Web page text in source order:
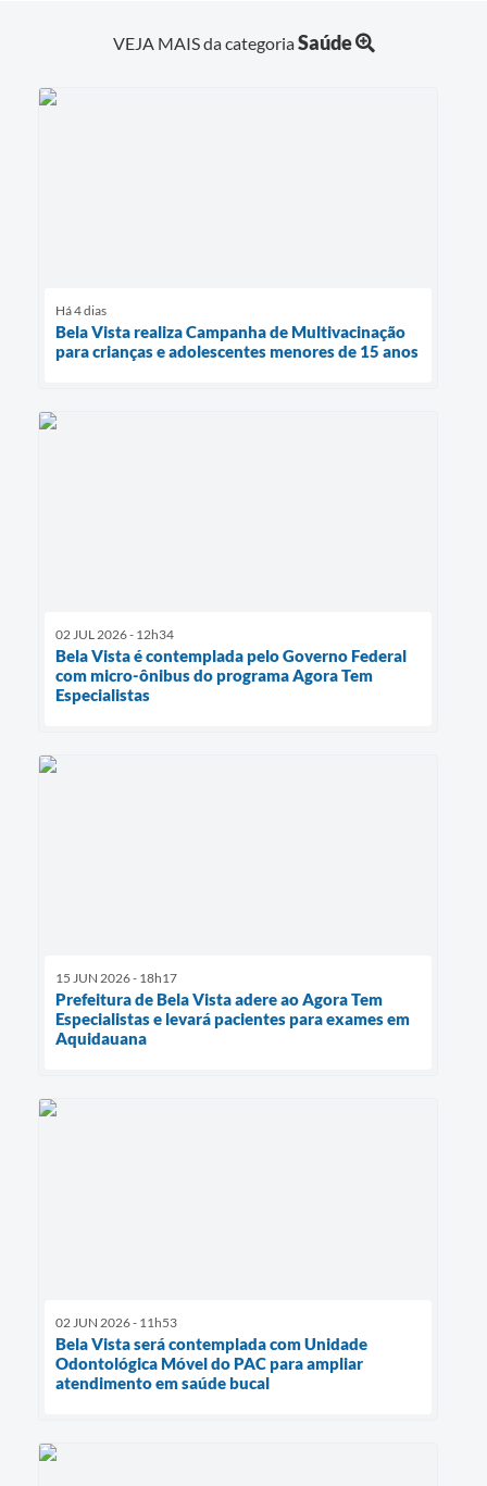
VEJA MAIS da categoriaSaúde
Há 4 dias
Bela Vista realiza Campanha de Multivacinação
para crianças e adolescentes menores de 15 anos
02 JUL 2026 - 12h34
Bela Vista é contemplada pelo Governo Federal
com micro-ônibus do programa Agora Tem
Especialistas
15 JUN 2026 - 18h17
Prefeitura de Bela Vista adere ao Agora Tem
Especialistas e levará pacientes para exames em
Aquidauana
02 JUN 2026 - 11h53
Bela Vista será contemplada com Unidade
Odontológica Móvel do PAC para ampliar
atendimento em saúde bucal